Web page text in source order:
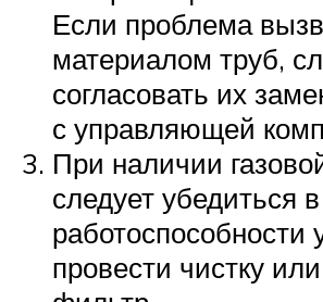
Если проблема
материалом труб,
согласовать их
с управляющей
При наличии
следует убедиться в
работоспособности
провести чистку